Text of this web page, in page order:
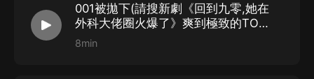
顧雲書
（成年）：七先生
齊庭：養喵的刺蝟
001被拋下(請搜新劇《回到九零,她在
外科大佬圈火爆了》爽到極致的TOP
醫生文)
8min